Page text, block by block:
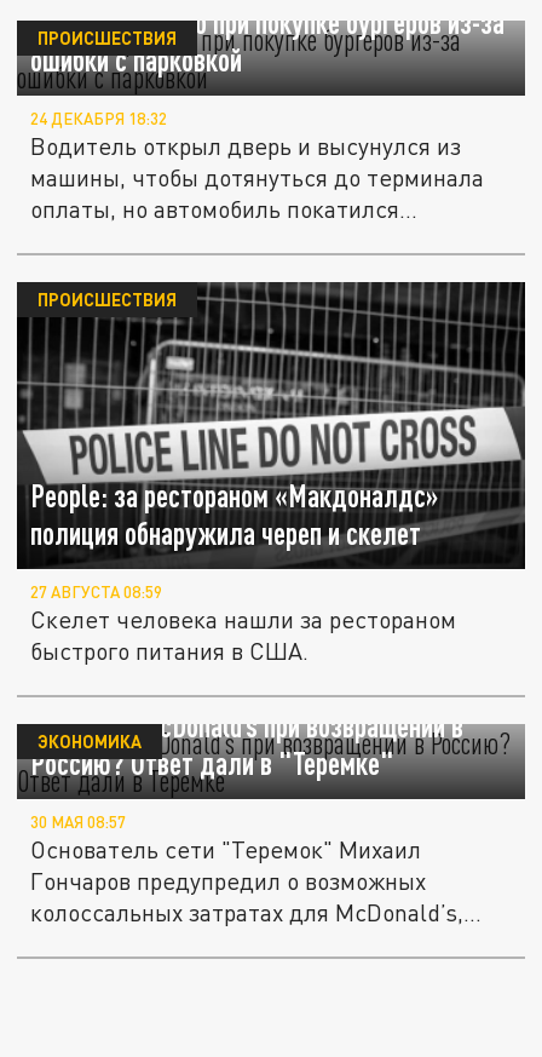
Пенсионер погиб при покупке бургеров из-за
ошибки с парковкой
ПРОИСШЕСТВИЯ
24 ДЕКАБРЯ 18:32
Водитель открыл дверь и высунулся из
машины, чтобы дотянуться до терминала
оплаты, но автомобиль покатился...
People: за рестораном «Макдоналдс»
полиция обнаружила череп и скелет
ПРОИСШЕСТВИЯ
27 АВГУСТА 08:59
Скелет человека нашли за рестораном
быстрого питания в США.
Что ждёт McDonald’s при возвращении в
Россию? Ответ дали в "Теремке"
ЭКОНОМИКА
30 МАЯ 08:57
Основатель сети "Теремок" Михаил
Гончаров предупредил о возможных
колоссальных затратах для McDonald’s,